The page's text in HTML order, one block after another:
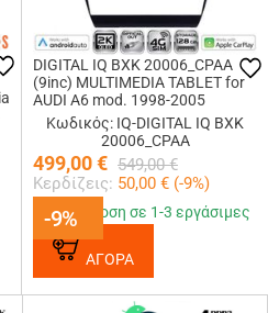
-9%
DIGITAL IQ BXK 20006_CPAA
(9inc) MULTIMEDIA TABLET for
AUDI A6 mod. 1998-2005
Κωδικός: IQ-DIGITAL IQ BXK
20006_CPAA
499,00€ 549,00 €
Κερδίζεις: 50,00 € (-9%)
-9%
Παράδοση σε 1-3 εργάσιμες
ΑΓΟΡΑ